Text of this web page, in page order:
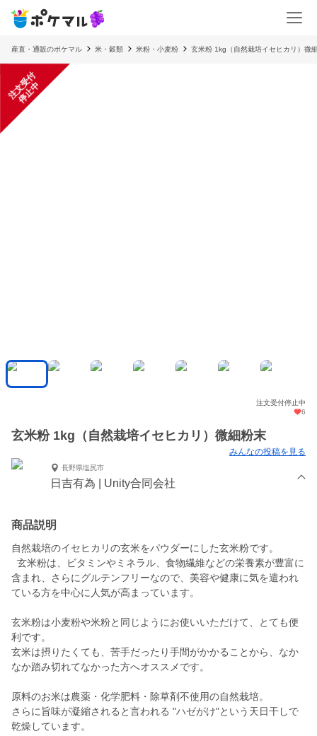
産直・通販のポケマル 米・穀類 米粉・小麦粉 玄米粉 1kg（自然栽培イセヒカリ）微
注
文
受
付
停
止
中
注文受付停止中
6
玄米粉 1kg（自然栽培イセヒカリ）微細粉末
みんなの投稿を見る
長野県塩尻市
日吉有為 | Unity合同会社
商品説明
自然栽培のイセヒカリの玄米をパウダーにした玄米粉です。
玄米粉は、ビタミンやミネラル、食物繊維などの栄養素が豊富に
含まれ、さらにグルテンフリーなので、美容や健康に気を遣われ
ている方を中心に人気が高まっています。
玄米粉は小麦粉や米粉と同じようにお使いいただけて、とても便
利です。
玄米は摂りたくても、苦手だったり手間がかかることから、なか
なか踏み切れてなかった方へオススメです。
原料のお米は農薬・化学肥料・除草剤不使用の自然栽培。
さらに旨味が凝縮されると言われる "ハゼがけ"という天日干しで
乾燥しています。